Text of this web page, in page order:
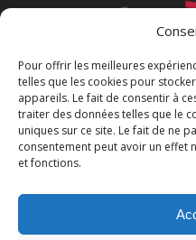
Pour offrir les meilleures
telles que les cookies pour
appareils. Le fait de consentir à
traiter des données telles que le
uniques sur ce site. Le fait de ne
consentement peut avoir un effet
et fonctions.
2026 - ALLIANCE